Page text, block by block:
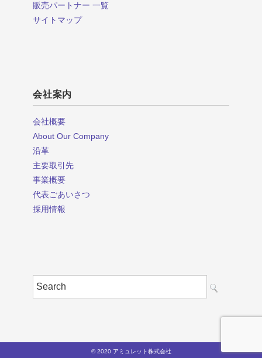
販売パートナー 一覧
サイトマップ
会社案内
会社概要
About Our Company
沿革
主要取引先
事業概要
代表ごあいさつ
採用情報
© 2020 アミュレット株式会社